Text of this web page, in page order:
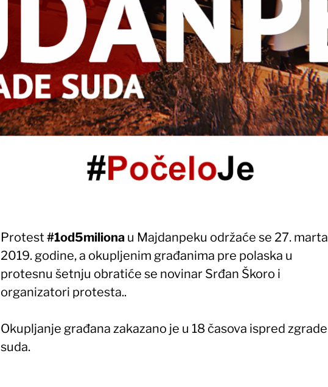
Protest #1od5miliona u Majdanpeku održaće se 27. marta
2019. godine, a okupljenim građanima pre polaska u
protesnu šetnju obratiće se novinar Srđan Škoro i
organizatori protesta..
Okupljanje građana zakazano je u 18 časova ispred zgrade
suda.